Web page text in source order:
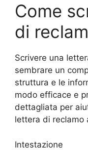
Come
di
Scrivere una
sembrare un
struttura e le
modo efficace e
dettagliata per
lettera di reclamo
Intestazione